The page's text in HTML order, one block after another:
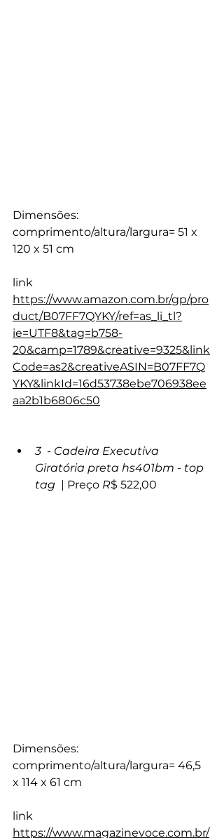
Dimensões:
comprimento/altura/largura= 51 x
120 x 51 cm
link
https://www.amazon.com.br/gp/pro
duct/B07FF7QYKY/ref=as_li_tl?
ie=UTF8&tag=b758-
20&camp=1789&creative=9325&link
Code=as2&creativeASIN=B07FF7Q
YKY&linkId=16d53738ebe706938ee
aa2b1b6806c50
3
  -
Cadeira Executiva
Giratória preta hs401bm - top
tag | Preço R$ 522,00
Dimensões:
comprimento/altura/largura= 46,5
x 114 x 61 cm
link
https://www.magazinevoce.com.br/